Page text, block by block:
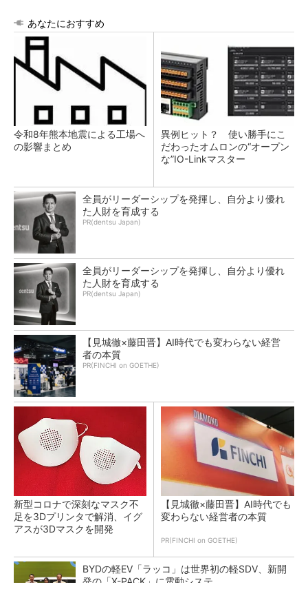
あなたにおすすめ
令和8年熊本地震による工場へ
の影響まとめ
異例ヒット？ 使い勝手にこ
だわったオムロンの“オープン
な”IO-Linkマスター
全員がリーダーシップを発揮し、自分より優れ
た人財を育成する
PR(dentsu Japan)
全員がリーダーシップを発揮し、自分より優れ
た人財を育成する
PR(dentsu Japan)
【見城徹×藤田晋】AI時代でも変わらない経営
者の本質
PR(FINCHI on GOETHE)
新型コロナで深刻なマスク不
足を3Dプリンタで解消、イグ
アスが3Dマスクを開発
【見城徹×藤田晋】AI時代でも
変わらない経営者の本質
PR(FINCHI on GOETHE)
BYDの軽EV「ラッコ」は世界初の軽SDV、新開
発の「X-PACK」に電動システ...